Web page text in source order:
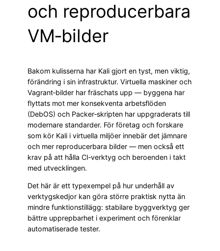
och reproducerbara
VM‑bilder
Bakom kulisserna har Kali gjort en tyst, men viktig,
förändring i sin infrastruktur. Virtuella maskiner och
Vagrant‑bilder har fräschats upp — byggena har
flyttats mot mer konsekventa arbetsflöden
(DebOS) och Packer‑skripten har uppgraderats till
modernare standarder. För företag och forskare
som kör Kali i virtuella miljöer innebär det jämnare
och mer reproducerbara bilder — men också ett
krav på att hålla CI‑verktyg och beroenden i takt
med utvecklingen.
Det här är ett typexempel på hur underhåll av
verktygskedjor kan göra större praktisk nytta än
mindre funktionstillägg: stabilare byggverktyg ger
bättre upprepbarhet i experiment och förenklar
automatiserade tester.